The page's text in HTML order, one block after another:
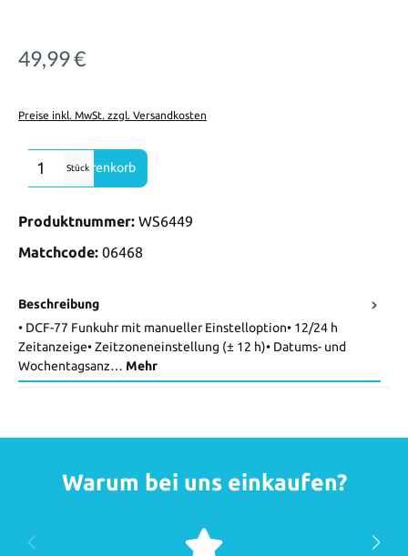
Regulärer Preis:
49,99 €
Preise inkl. MwSt. zzgl. Versandkosten
Produkt Anzahl: Gib den gewünschten Wert ein oder benutze die
Stück
In den Warenkorb
Produktnummer: WS6449
Matchcode: 06468
Beschreibung
• DCF-77 Funkuhr mit manueller Einstelloption• 12/24 h
Zeitanzeige• Zeitzoneneinstellung (± 12 h)• Datums- und
Wochentagsanz… Mehr
Warum bei uns einkaufen?